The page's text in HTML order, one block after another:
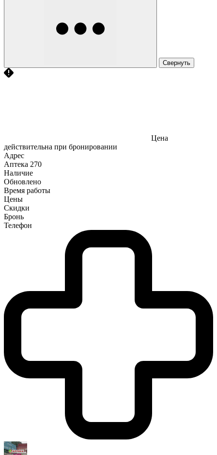
Свернуть
Цена
действительна при бронировании
Адрес
Аптека 270
Наличие
Обновлено
Время работы
Цены
Скидки
Бронь
Телефон